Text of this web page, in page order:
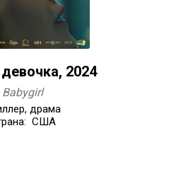
2024
Babygirl
драма
США